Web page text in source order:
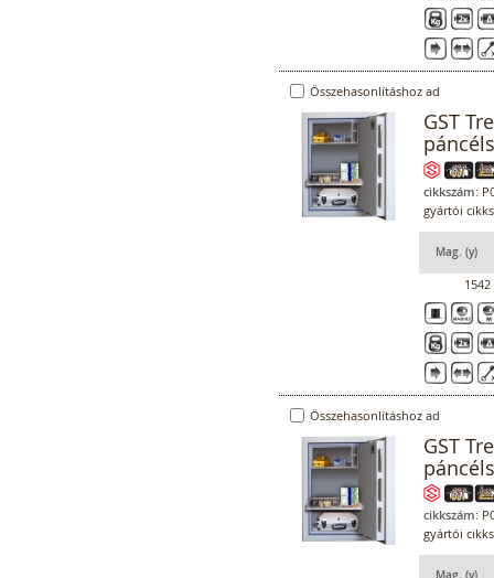
Összehasonlításhoz ad
GST
cikkszám:
gyártói
Mag. (y)
1542
Összehasonlításhoz ad
GST
cikkszám:
gyártói